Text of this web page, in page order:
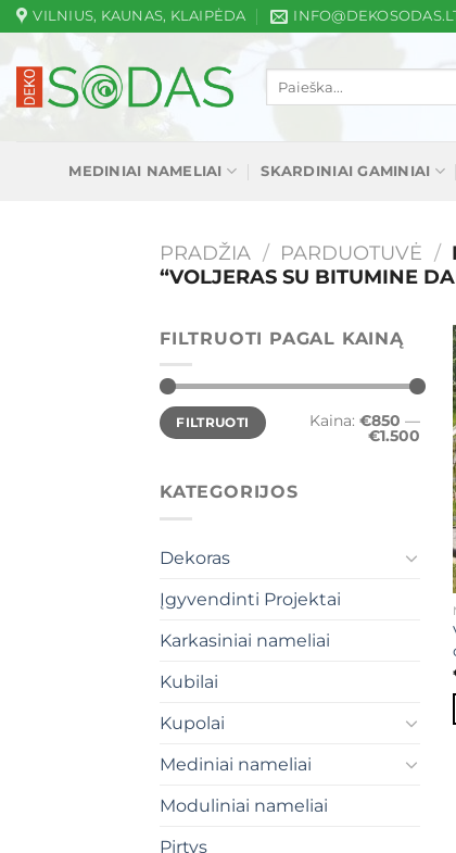
Skip
to
content
VILNIUS, KAUNAS, KLAIPĖDA
Ieškoti:
MEDINIAI NAMELIAI SKARDINIAI GAMINIAI
PRADŽIA / PARDUOTUVĖ /
“VOLJERAS SU BITUMINE
FILTRUOTI PAGAL KAINĄ
Min
kaina
Maks
kaina
FILTRUOTI Kaina: €850 —
€1.500
KATEGORIJOS
Dekoras
Įgyvendinti Projektai
Karkasiniai nameliai
Kubilai
Kupolai
Mediniai nameliai
Moduliniai nameliai
Pirtys